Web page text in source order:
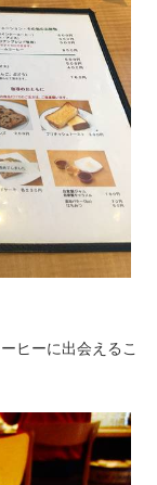
ヒーに出会えるこ